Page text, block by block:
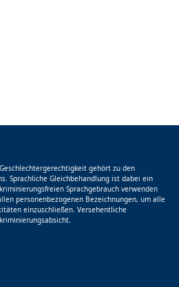
gehört zu den
Sprachliche Gleichbehandlung ist dabei ein
Sprachgebrauch verwenden
personenbezogenen Bezeichnungen, um alle
einzuschließen. Versehentliche